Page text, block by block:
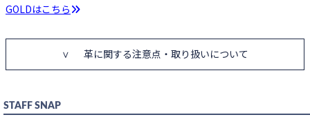
GOLDはこちら
革に関する注意点・取り扱いについて
STAFF SNAP